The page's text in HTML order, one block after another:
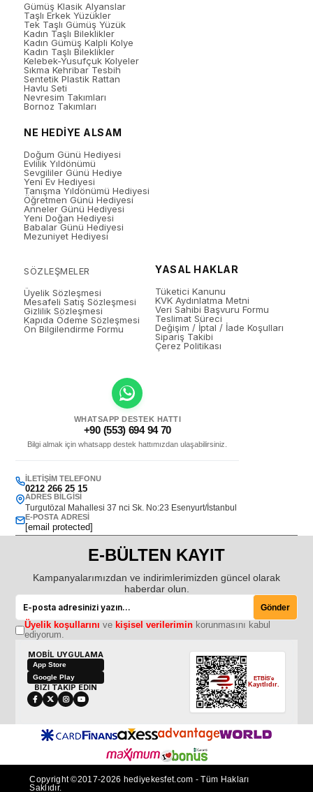
Gümüş Klasik Alyanslar
Taşlı Erkek Yüzükler
Tek Taşlı Gümüş Yüzük
Kadın Taşlı Bileklikler
Kadın Gümüş Kalpli Kolye
Kadın Taşlı Bileklikler
Kelebek-Yusufçuk Kolyeler
Sıkma Kehribar Tesbih
Sentetik Plastik Rattan
Havlu Seti
Nevresim Takımları
Bornoz Takımları
NE HEDİYE ALSAM
Doğum Günü Hediyesi
Evlilik Yıldönümü
Sevgililer Günü Hediye
Yeni Ev Hediyesi
Tanışma Yıldönümü Hediyesi
Öğretmen Günü Hediyesi
Anneler Günü Hediyesi
Yeni Doğan Hediyesi
Babalar Günü Hediyesi
Mezuniyet Hediyesi
SÖZLEŞMELER
Üyelik Sözleşmesi
Mesafeli Satış Sözleşmesi
Gizlilik Sözleşmesi
Kapıda Ödeme Sözleşmesi
Ön Bilgilendirme Formu
YASAL HAKLAR
Tüketici Kanunu
KVK Aydınlatma Metni
Veri Sahibi Başvuru Formu
Teslimat Süreci
Değişim / İptal / İade Koşulları
Sipariş Takibi
Çerez Politikası
WHATSAPP DESTEK HATTI
+90 (553) 694 94 70
Bilgi almak için whatsapp destek hattımızdan ulaşabilirsiniz.
İLETIŞIM TELEFONU
0212 266 25 15
ADRES BILGISI
Turgutözal Mahallesi 37 nci Sk. No:23 Esenyurt/İstanbul
E-POSTA ADRESI
[email protected]
E-BÜLTEN KAYIT
Kampanyalarımızdan ve indirimlerimizden güncel olarak
haberdar olun.
Gönder
Üyelik koşullarını ve kişisel verileriminkorunmasını kabul
ediyorum.
MOBİL UYGULAMA
App Store
Google Play
BİZİ TAKİP EDİN
ETBİS'e
Kayıtlıdır.
Copyright ©2017-2026 hediyekesfet.com - Tüm Hakları
Saklıdır.